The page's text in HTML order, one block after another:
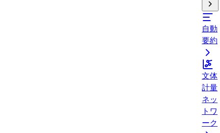
自動
要約
文体
計量
ネッ
トワ
ーク